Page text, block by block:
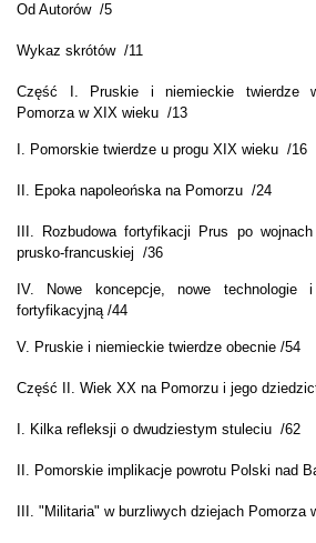
Od Autorów /5
Wykaz skrótów /11
Część I. Pruskie i niemieckie twierdze
Pomorza w XIX wieku /13
I. Pomorskie twierdze u progu XIX wieku /16
II. Epoka napoleońska na Pomorzu /24
III. Rozbudowa fortyfikacji Prus po
prusko-francuskiej /36
IV. Nowe koncepcje, nowe
fortyfikacyjną /44
V. Pruskie i niemieckie twierdze obecnie /54
Część II. Wiek XX na Pomorzu i jego
I. Kilka refleksji o dwudziestym stuleciu /62
II. Pomorskie implikacje powrotu Polski nad
III. "Militaria" w burzliwych dziejach